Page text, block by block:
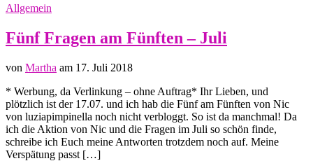
Allgemein
Fünf Fragen am Fünften – Juli
von Martha am 17. Juli 2018
* Werbung, da Verlinkung – ohne Auftrag* Ihr Lieben, und
plötzlich ist der 17.07. und ich hab die Fünf am Fünften von Nic
von luziapimpinella noch nicht verbloggt. So ist da manchmal! Da
ich die Aktion von Nic und die Fragen im Juli so schön finde,
schreibe ich Euch meine Antworten trotzdem noch auf. Meine
Verspätung passt […]